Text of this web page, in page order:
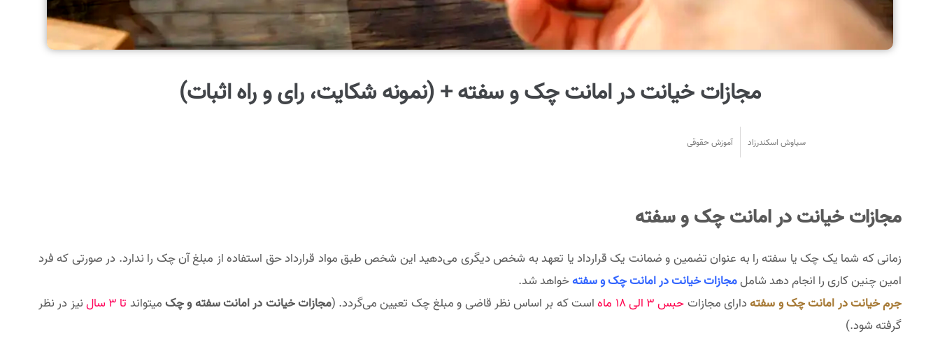
مجازات خیانت در امانت چک و سفته + (نمونه شکایت، رای و راه اثبات)
سیاوش اسکندرزاد آموزش حقوقی
مجازات خیانت در امانت چک و سفته
زمانی که شما یک چک یا سفته را به عنوان تضمین و ضمانت یک قرارداد یا تعهد به شخص دیگری می‌دهید این شخص طبق مواد قرارداد حق استفاده از مبلغ آن چک را ندارد. در صورتی که فرد
امین چنین کاری را انجام دهد شاملمجازات خیانت در امانت چک و سفتهخواهد شد.
جرم خیانت در امانت چک و سفتهدارای مجازات حبس ۳ الی ۱۸ ماه است که بر اساس نظر قاضی و مبلغ چک تعیین می‌گردد. (مجازات خیانت در امانت سفته و چکمیتواند تا 3 سال
نیز در نظر
گرفته شود.)